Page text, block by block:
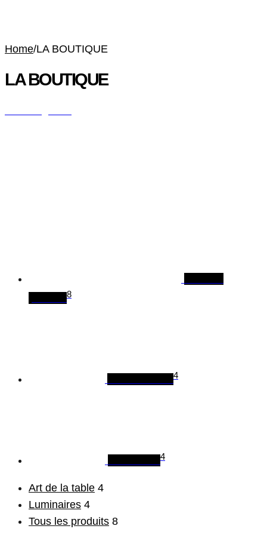
Home/LA BOUTIQUE
LA BOUTIQUE
8
4
4
Art de la table 4
Luminaires 4
Tous les produits 8